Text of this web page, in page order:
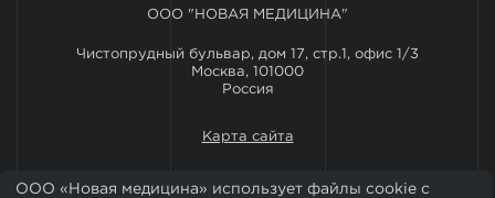
ООО "НОВАЯ МЕДИЦИНА"
Чистопрудный бульвар, дом 17, стр.1, офис 1/3
Москва, 101000
Россия
Карта сайта
ООО «Новая медицина» использует файлы cookie с